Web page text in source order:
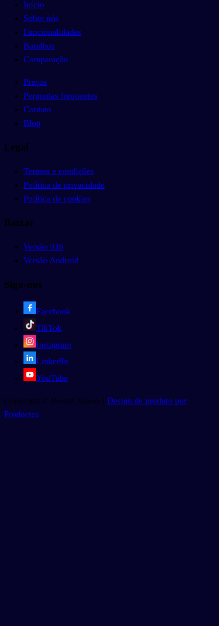
Início
Sobre nós
Funcionalidades
Baralhos
Comparação
Preços
Perguntas frequentes
Contato
Blog
Legal
Termos e condições
Política de privacidade
Política de cookies
Baixar
Versão iOS
Versão Android
Siga-nos
Facebook
TikTok
Instagram
LinkedIn
YouTube
Copyright © BoostChinese | Design de produto por
Productea